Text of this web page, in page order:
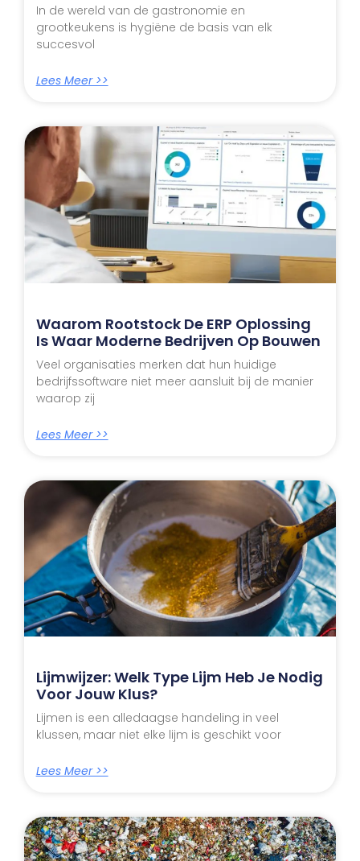
In de wereld van de gastronomie en
grootkeukens is hygiëne de basis van elk
succesvol
Lees Meer >>
Waarom Rootstock De ERP Oplossing
Is Waar Moderne Bedrijven Op Bouwen
Veel organisaties merken dat hun huidige
bedrijfssoftware niet meer aansluit bij de manier
waarop zij
Lees Meer >>
Lijmwijzer: Welk Type Lijm Heb Je Nodig
Voor Jouw Klus?
Lijmen is een alledaagse handeling in veel
klussen, maar niet elke lijm is geschikt voor
Lees Meer >>